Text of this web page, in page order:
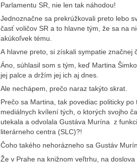
Parlamentu SR, nie len tak náhodou!
Jednoznačne sa prekrúžkovali preto lebo
časť voličov SR a to hlavne tým, že sa na
akúkoľvek tému.
A hlavne preto, si získali sympatie značnej
Áno, súhlasil som s tým, keď Martina
jej palce a držím jej ich aj dnes.
Ale nechápem, prečo naraz takýto skrat.
Prečo sa Martina, tak povediac politicky
mediálnych kvílení tých, o ktorých svojho
utekala a odvolala Gustáva Murína z
literárneho centra (SLC)?!
Čoho takého nehorázneho sa Gustáv
Že v Prahe na knižnom veľtrhu, na doslova